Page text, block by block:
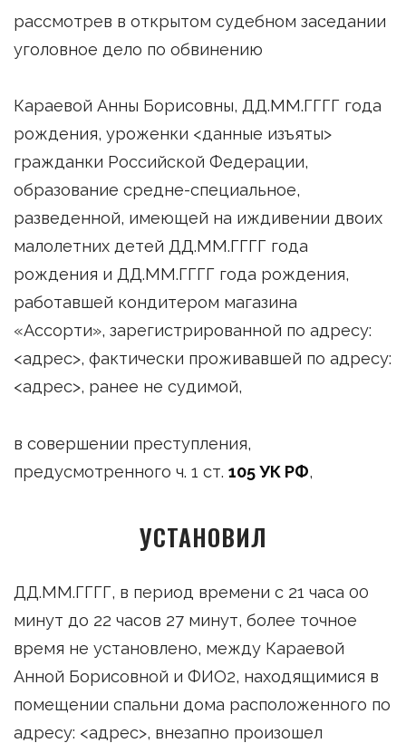
рассмотрев в открытом судебном заседании
уголовное дело по обвинению
Караевой Анны Борисовны, ДД.ММ.ГГГГ года
рождения, уроженки <данные изъяты>
гражданки Российской Федерации,
образование средне-специальное,
разведенной, имеющей на иждивении двоих
малолетних детей ДД.ММ.ГГГГ года
рождения и ДД.ММ.ГГГГ года рождения,
работавшей кондитером магазина
«Ассорти», зарегистрированной по адресу:
<адрес>, фактически проживавшей по адресу:
<адрес>, ранее не судимой,
в совершении преступления,
предусмотренного ч. 1 ст. 105 УК РФ,
УСТАНОВИЛ
ДД.ММ.ГГГГ, в период времени с 21 часа 00
минут до 22 часов 27 минут, более точное
время не установлено, между Караевой
Анной Борисовной и ФИО2, находящимися в
помещении спальни дома расположенного по
адресу: <адрес>, внезапно произошел